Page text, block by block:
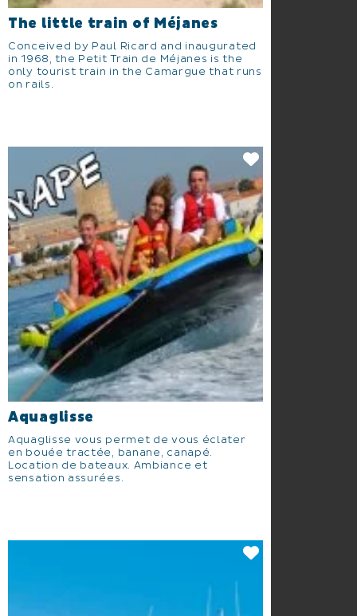
The little train of Méjanes
Conceived by Paul Ricard and inaugurated
in 1968, the Petit Train de Méjanes is the
only tourist train in the Camargue that runs
on rails.
Aquaglisse
Aquaglisse vous permet de vous éclater
en bouée tractée, banane, canapé.
Location de bateaux. Ambiance et
sensation assurées.